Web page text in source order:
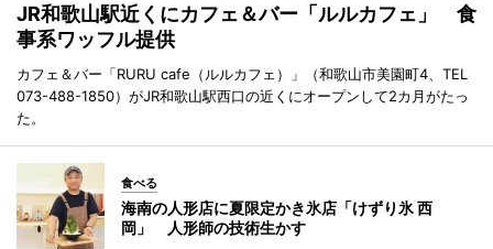
JR和歌山駅近くにカフェ＆バー「ルルカフェ」 食
事系ワッフル提供
カフェ＆バー「RURU cafe（ルルカフェ）」（和歌山市美園町4、TEL
073-488-1850）がJR和歌山駅西口の近くにオープンして2カ月がたっ
た。
食べる
海南の人形店に夏限定かき氷店「けずり氷 西
岡」 人形師の技術生かす